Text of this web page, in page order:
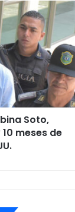
Soto,
meses de